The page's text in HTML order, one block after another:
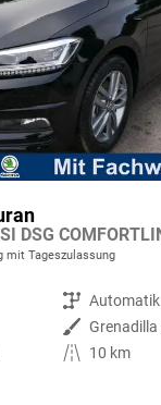
mit Tageszulassung
Getriebe Automatik
Außenfarbe
Kilometerstand
10 km